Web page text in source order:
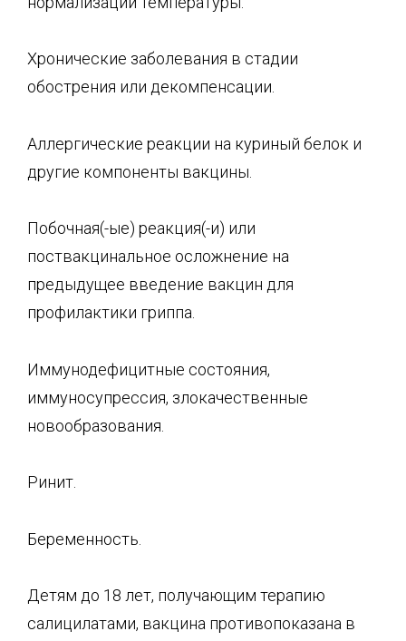
Хронические заболевания в стадии
обострения или декомпенсации.
Аллергические реакции на куриный белок и
другие компоненты вакцины.
Побочная(-ые) реакция(-и) или
поствакцинальное осложнение на
предыдущее введение вакцин для
профилактики гриппа.
Иммунодефицитные состояния,
иммуносупрессия, злокачественные
новообразования.
Ринит.
Беременность.
Детям до 18 лет, получающим терапию
салицилатами, вакцина противопоказана в